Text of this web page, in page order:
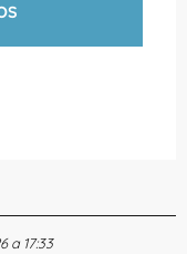
a 17:33